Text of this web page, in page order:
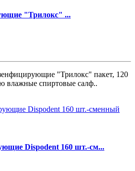
"Трилокс" ...
"Трилокс" пакет, 120
влажные спиртовые салф..
Dispodent 160 шт.-см...